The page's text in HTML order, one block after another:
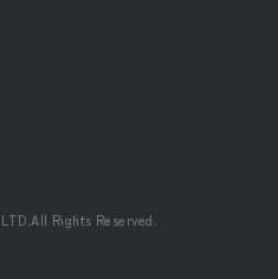
Rights Reserved.